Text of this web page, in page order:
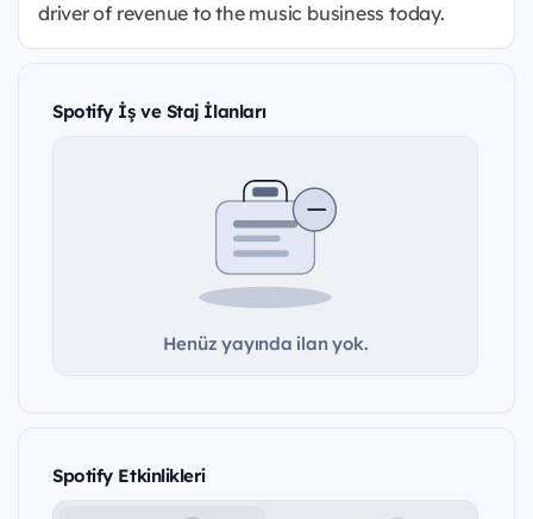
driver of revenue to the music business today.
Spotify İş ve Staj İlanları
Henüz yayında ilan yok.
Spotify Etkinlikleri